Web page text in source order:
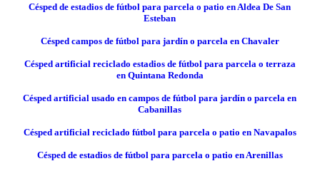
Césped de estadios de fútbol para parcela o patio en Aldea De San
Esteban
Césped campos de fútbol para jardín o parcela en Chavaler
Césped artificial reciclado estadios de fútbol para parcela o terraza
en Quintana Redonda
Césped artificial usado en campos de fútbol para jardín o parcela en
Cabanillas
Césped artificial reciclado fútbol para parcela o patio en Navapalos
Césped de estadios de fútbol para parcela o patio en Arenillas